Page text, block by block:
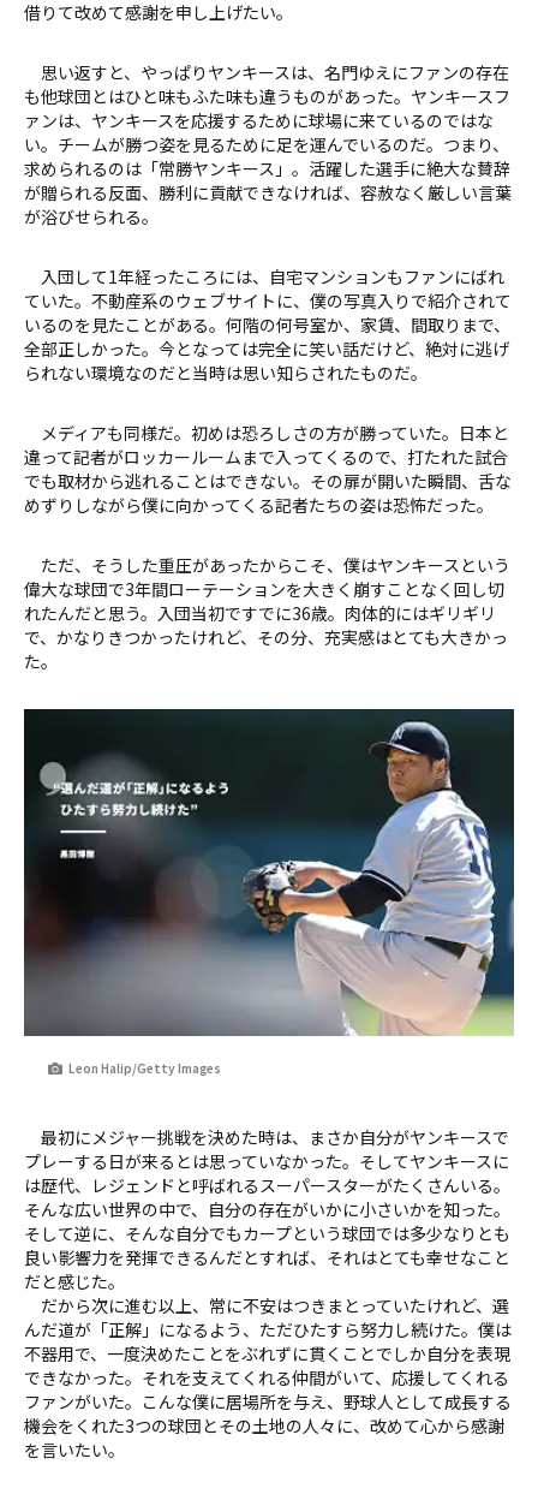
借りて改めて感謝を申し上げたい。
思い返すと、やっぱりヤンキースは、名門ゆえにファンの存在
も他球団とはひと味もふた味も違うものがあった。ヤンキースフ
ァンは、ヤンキースを応援するために球場に来ているのではな
い。チームが勝つ姿を見るために足を運んでいるのだ。つまり、
求められるのは「常勝ヤンキース」。活躍した選手に絶大な賛辞
が贈られる反面、勝利に貢献できなければ、容赦なく厳しい言葉
が浴びせられる。
入団して1年経ったころには、自宅マンションもファンにばれ
ていた。不動産系のウェブサイトに、僕の写真入りで紹介されて
いるのを見たことがある。何階の何号室か、家賃、間取りまで、
全部正しかった。今となっては完全に笑い話だけど、絶対に逃げ
られない環境なのだと当時は思い知らされたものだ。
メディアも同様だ。初めは恐ろしさの方が勝っていた。日本と
違って記者がロッカールームまで入ってくるので、打たれた試合
でも取材から逃れることはできない。その扉が開いた瞬間、舌な
めずりしながら僕に向かってくる記者たちの姿は恐怖だった。
ただ、そうした重圧があったからこそ、僕はヤンキースという
偉大な球団で3年間ローテーションを大きく崩すことなく回し切
れたんだと思う。入団当初ですでに36歳。肉体的にはギリギリ
で、かなりきつかったけれど、その分、充実感はとても大きかっ
た。
Leon Halip/Getty Images
最初にメジャー挑戦を決めた時は、まさか自分がヤンキースで
プレーする日が来るとは思っていなかった。そしてヤンキースに
は歴代、レジェンドと呼ばれるスーパースターがたくさんいる。
そんな広い世界の中で、自分の存在がいかに小さいかを知った。
そして逆に、そんな自分でもカープという球団では多少なりとも
良い影響力を発揮できるんだとすれば、それはとても幸せなこと
だと感じた。
だから次に進む以上、常に不安はつきまとっていたけれど、選
んだ道が「正解」になるよう、ただひたすら努力し続けた。僕は
不器用で、一度決めたことをぶれずに貫くことでしか自分を表現
できなかった。それを支えてくれる仲間がいて、応援してくれる
ファンがいた。こんな僕に居場所を与え、野球人として成長する
機会をくれた3つの球団とその土地の人々に、改めて心から感謝
を言いたい。